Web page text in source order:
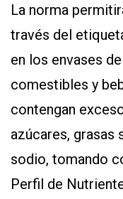
PRIVACIDAD
DEL
QUIENES
La norma
través del
en los envases
comestibles y
contengan
azúcares, grasas
sodio, tomando
Perfil de